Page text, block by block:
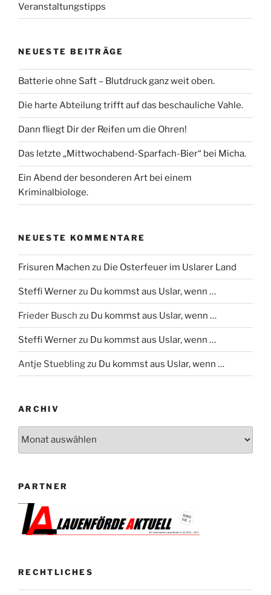
Veranstaltungstipps
NEUESTE BEITRÄGE
Batterie ohne Saft – Blutdruck ganz weit oben.
Die harte Abteilung trifft auf das beschauliche Vahle.
Dann fliegt Dir der Reifen um die Ohren!
Das letzte „Mittwochabend-Sparfach-Bier“ bei Micha.
Ein Abend der besonderen Art bei einem
Kriminalbiologe.
NEUESTE KOMMENTARE
Frisuren Machen zu Die Osterfeuer im Uslarer Land
Steffi Wernerzu Du kommst aus Uslar, wenn …
Frieder Busch zu Du kommst aus Uslar, wenn …
Steffi Wernerzu Du kommst aus Uslar, wenn …
Antje Stueblingzu Du kommst aus Uslar, wenn …
ARCHIV
PARTNER
RECHTLICHES